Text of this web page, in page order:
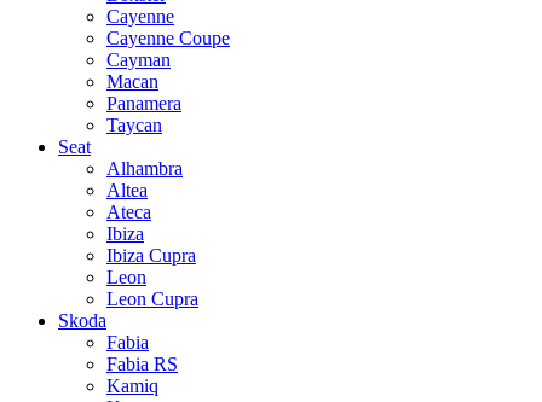
Cayenne
Cayenne Coupe
Cayman
Macan
Panamera
Taycan
Seat
Alhambra
Altea
Ateca
Ibiza
Ibiza Cupra
Leon
Leon Cupra
Skoda
Fabia
Fabia RS
Kamiq